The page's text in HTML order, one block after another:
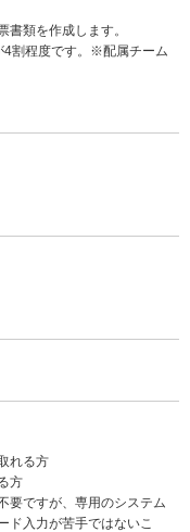
書類を作成します。
4割程度です。※配属チーム
れる方
方
要ですが、専用のシステム
ド入力が苦手ではないこ